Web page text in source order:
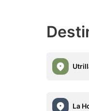
La